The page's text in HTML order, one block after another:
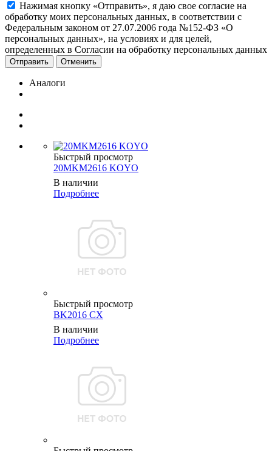
Нажимая кнопку «Отправить», я даю свое согласие на
обработку моих персональных данных, в соответствии с
Федеральным законом от 27.07.2006 года №152-ФЗ «О
персональных данных», на условиях и для целей,
определенных в Согласии на обработку персональных данных
Отменить
Аналоги
Быстрый просмотр
20MKM2616 KOYO
В наличии
Подробнее
Быстрый просмотр
BK2016 CX
В наличии
Подробнее